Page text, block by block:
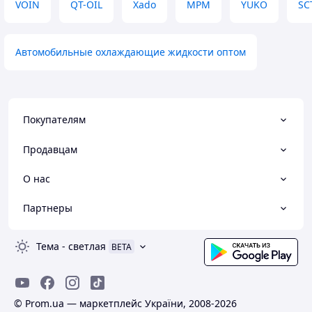
VOIN QT-OIL Xado MPM YUKO
Автомобильные охлаждающие жидкости оптом
Покупателям
Продавцам
О нас
Партнеры
Тема - светлая BETA
© Prom.ua — маркетплейс України, 2008-2026